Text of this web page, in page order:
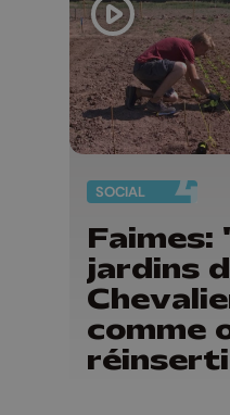
SOCIAL
Faimes:
jardins
comme